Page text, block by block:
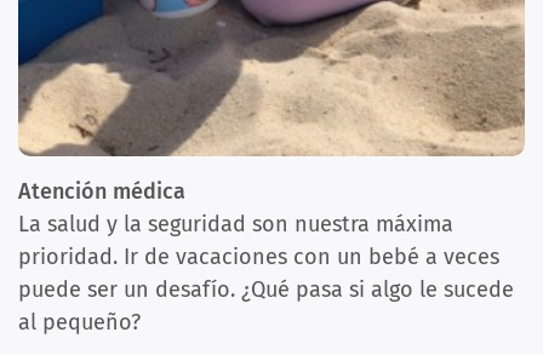
Atención médica
La salud y la seguridad son nuestra máxima
prioridad. Ir de vacaciones con un bebé a veces
puede ser un desafío. ¿Qué pasa si algo le sucede
al pequeño?